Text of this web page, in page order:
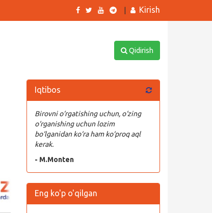
Kirish
Qidirish
Iqtibos
Birovni o‘rgatishing uchun, o‘zing
o‘rganishing uchun lozim
bo‘lganidan ko‘ra ham ko‘proq aql
kerak.
- M.Monten
Eng ko'p o'qilgan